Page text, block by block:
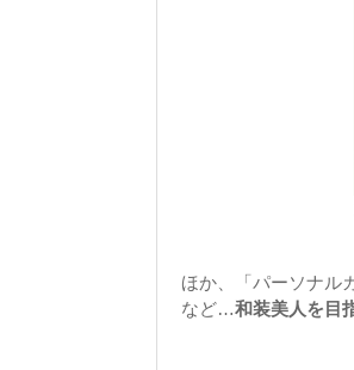
ほか、「パーソナル
など…和装美人を目